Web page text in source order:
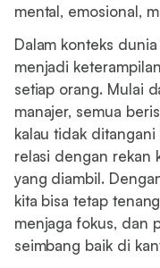
mental, emosional,
Dalam konteks
menjadi
setiap orang. Mulai
manajer, semua
kalau tidak
relasi dengan rekan
yang diambil.
kita bisa tetap
menjaga fokus, dan
seimbang baik di